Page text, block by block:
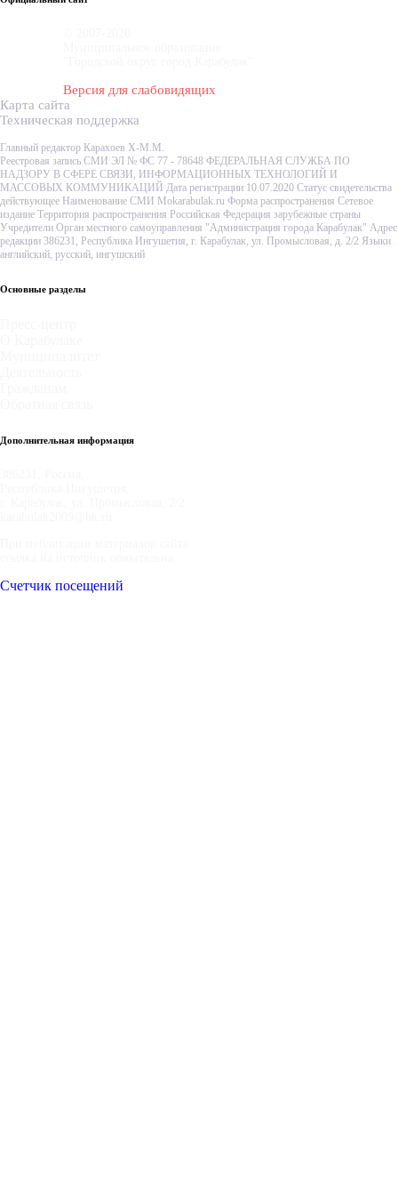
Версия для слабовидящих
Карта сайта
Техническая поддержка
Главный редактор Карахоев Х-М.М.
Реестровая запись СМИ ЭЛ № ФС 77 - 78648 ФЕДЕРАЛЬНАЯ СЛУЖБА ПО
НАДЗОРУ В СФЕРЕ СВЯЗИ, ИНФОРМАЦИОННЫХ ТЕХНОЛОГИЙ И
МАССОВЫХ КОММУНИКАЦИЙ Дата регистрации 10.07.2020 Статус свидетельства
действующее Наименование СМИ Mokarabulak.ru Форма распространения Сетевое
издание Территория распространения Российская Федерация зарубежные страны
Учредители Орган местного самоуправления "Администрация города Карабулак" Адрес
редакции 386231, Республика Ингушетия, г. Карабулак, ул. Промысловая, д. 2/2 Языки
английский, русский, ингушский
Основные разделы
Дополнительная информация
Счетчик посещений